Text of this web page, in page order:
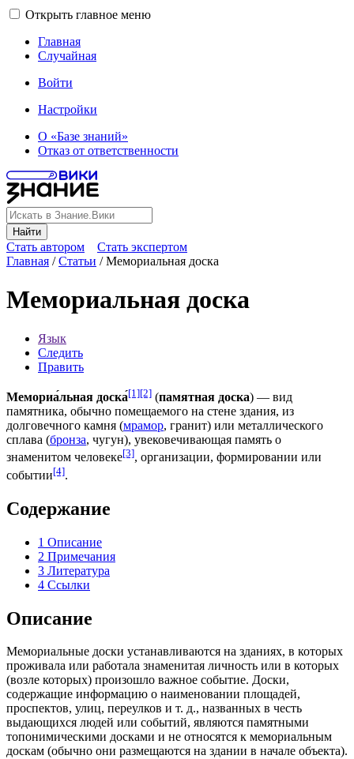
Открыть главное меню
Главная
Случайная
Войти
Настройки
О «Базе знаний»
Отказ от ответственности
Найти
Стать автором
Стать экспертом
Главная /Статьи /Мемориальная доска
Мемориальная доска
Язык
Следить
Править
Мемориа́льная доска́[1][2] (памятная доска) — вид
памятника, обычно помещаемого на стене здания, из
долговечного камня (мрамор, гранит) или металлического
сплава (бронза, чугун), увековечивающая память о
знаменитом человеке[3], организации, формировании или
событии[4].
Содержание
1 Описание
2 Примечания
3 Литература
4 Ссылки
Описание
Мемориальные доски устанавливаются на зданиях, в которых
проживала или работала знаменитая личность или в которых
(возле которых) произошло важное событие. Доски,
содержащие информацию о наименовании площадей,
проспектов, улиц, переулков и т. д., названных в честь
выдающихся людей или событий, являются памятными
топонимическими досками и не относятся к мемориальным
доскам (обычно они размещаются на здании в начале объекта).